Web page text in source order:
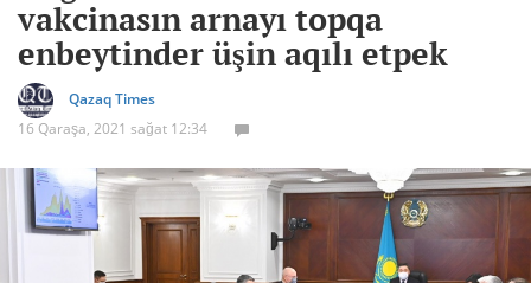
vakcinasın arnayı topqa
enbeytinder üşin aqılı etpek
Qazaq Times
16 Qaraşa, 2021 sağat 12:34